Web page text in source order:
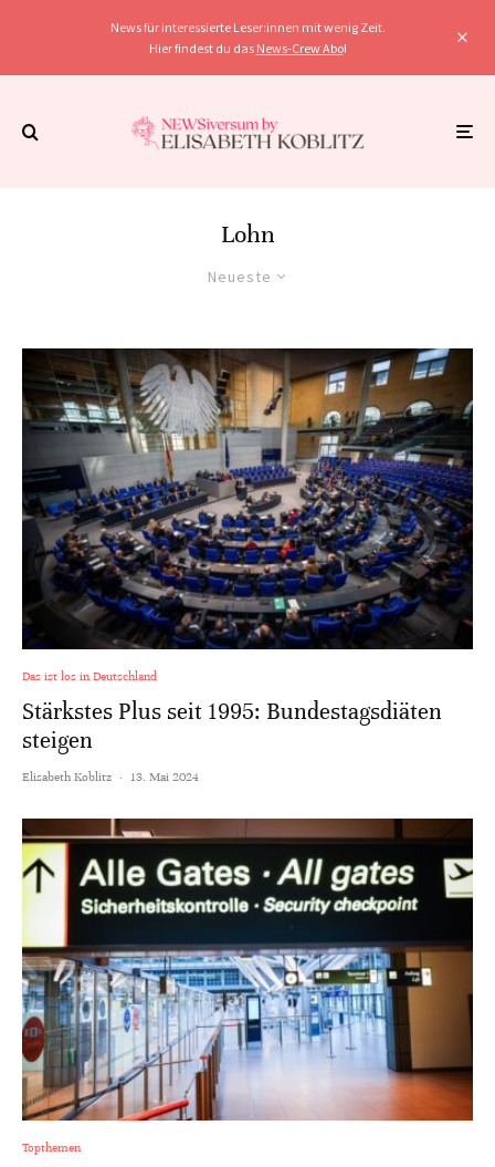
News für interessierte Leser:innen mit wenig Zeit.
Hier findest du das News-Crew Abo!
Lohn
Neueste
Das ist los in Deutschland
Stärkstes Plus seit 1995: Bundestagsdiäten
steigen
Elisabeth Koblitz · 13. Mai 2024
Topthemen